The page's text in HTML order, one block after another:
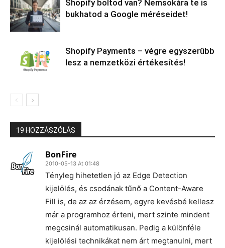
Shopify boltod van? Nemsokára te is
bukhatod a Google méréseidet!
Shopify Payments – végre egyszerűbb
lesz a nemzetközi értékesítés!
19 HOZZÁSZÓLÁS
BonFire
2010-05-13 At 01:48
Tényleg hihetetlen jó az Edge Detection
kijelölés, és csodának tűnő a Content-Aware
Fill is, de az az érzésem, egyre kevésbé kellesz
már a programhoz érteni, mert szinte mindent
megcsinál automatikusan. Pedig a különféle
kijelölési technikákat nem árt megtanulni, mert